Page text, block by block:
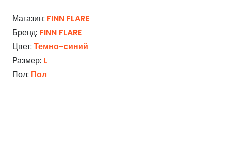
Магазин: FINN FLARE
Бренд: FINN FLARE
Цвет: Темно-cиний
Размер: L
Пол: Пол